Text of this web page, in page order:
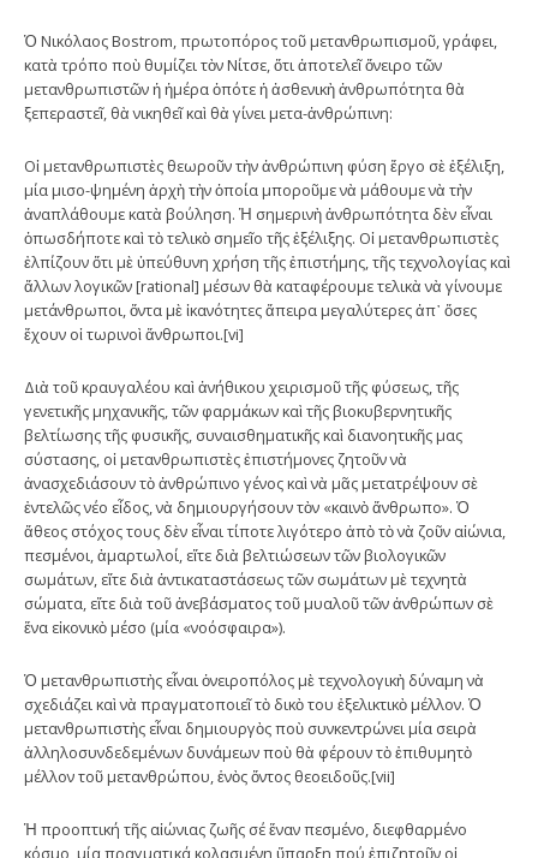
Ὁ Νικόλαος Bostrom, πρωτοπόρος τοῦ μετανθρωπισμοῦ, γράφει,
κατὰ τρόπο ποὺ θυμίζει τὸν Νίτσε, ὅτι ἀποτελεῖ ὄνειρο τῶν
μετανθρωπιστῶν ἡ ἡμέρα ὁπότε ἡ ἀσθενικὴ ἀνθρωπότητα θὰ
ξεπεραστεῖ, θὰ νικηθεῖ καὶ θὰ γίνει μετα-ἀνθρώπινη:
Οἱ μετανθρωπιστὲς θεωροῦν τὴν ἀνθρώπινη φύση ἔργο σὲ ἐξέλιξη,
μία μισο-ψημένη ἀρχὴ τὴν ὁποία μποροῦμε νὰ μάθουμε νὰ τὴν
ἀναπλάθουμε κατὰ βούληση. Ἡ σημερινὴ ἀνθρωπότητα δὲν εἶναι
ὁπωσδήποτε καὶ τὸ τελικὸ σημεῖο τῆς ἐξέλιξης. Οἱ μετανθρωπιστὲς
ἐλπίζουν ὅτι μὲ ὑπεύθυνη χρήση τῆς ἐπιστήμης, τῆς τεχνολογίας καὶ
ἄλλων λογικῶν [rational] μέσων θὰ καταφέρουμε τελικὰ νὰ γίνουμε
μετάνθρωποι, ὄντα μὲ ἱκανότητες ἄπειρα μεγαλύτερες ἀπ᾽ ὅσες
ἔχουν οἱ τωρινοὶ ἄνθρωποι.[vi]
Διὰ τοῦ κραυγαλέου καὶ ἀνήθικου χειρισμοῦ τῆς φύσεως, τῆς
γενετικῆς μηχανικῆς, τῶν φαρμάκων καὶ τῆς βιοκυβερνητικῆς
βελτίωσης τῆς φυσικῆς, συναισθηματικῆς καὶ διανοητικῆς μας
σύστασης, οἱ μετανθρωπιστὲς ἐπιστήμονες ζητοῦν νὰ
ἀνασχεδιάσουν τὸ ἀνθρώπινο γένος καὶ νὰ μᾶς μετατρέψουν σὲ
ἐντελῶς νέο εἶδος, νὰ δημιουργήσουν τὸν «καινὸ ἄνθρωπο». Ὁ
ἄθεος στόχος τους δὲν εἶναι τίποτε λιγότερο ἀπὸ τὸ νὰ ζοῦν αἰώνια,
πεσμένοι, ἁμαρτωλοί, εἴτε διὰ βελτιώσεων τῶν βιολογικῶν
σωμάτων, εἴτε διὰ ἀντικαταστάσεως τῶν σωμάτων μὲ τεχνητὰ
σώματα, εἴτε διὰ τοῦ ἀνεβάσματος τοῦ μυαλοῦ τῶν ἀνθρώπων σὲ
ἕνα εἰκονικὸ μέσο (μία «νοόσφαιρα»).
Ὁ μετανθρωπιστὴς εἶναι ὀνειροπόλος μὲ τεχνολογικὴ δύναμη νὰ
σχεδιάζει καὶ νὰ πραγματοποιεῖ τὸ δικὸ του ἐξελικτικὸ μέλλον. Ὁ
μετανθρωπιστὴς εἶναι δημιουργὸς ποὺ συνκεντρώνει μία σειρὰ
ἀλληλοσυνδεδεμένων δυνάμεων ποὺ θὰ φέρουν τὸ ἐπιθυμητὸ
μέλλον τοῦ μετανθρώπου, ἑνὸς ὄντος θεοειδοῦς.[vii]
Ἡ προοπτική τῆς αἰώνιας ζωῆς σέ ἕναν πεσμένο, διεφθαρμένο
κόσμο, μία πραγματικά κολασμένη ὕπαρξη πού ἐπιζητοῦν οἱ